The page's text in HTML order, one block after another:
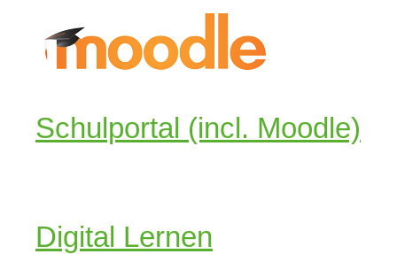
Schulportal (incl. Moodle)
Digital Lernen